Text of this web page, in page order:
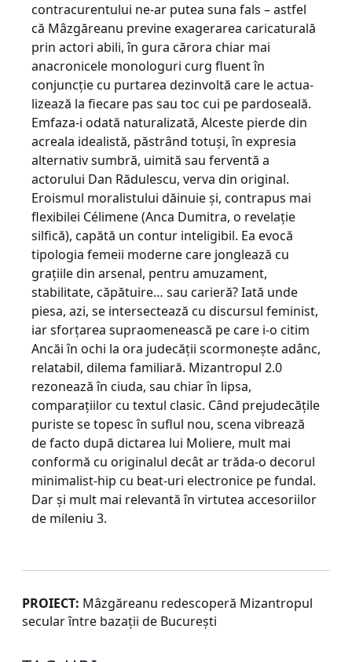
contracurentului ne-ar putea suna fals – astfel
că Mâzgăreanu previne exagerarea caricaturală
prin actori abili, în gura cărora chiar mai
anacronicele monologuri curg fluent în
conjuncţie cu purtarea dezinvoltă care le actua­
lizează la fiecare pas sau toc cui pe pardoseală.
Emfaza-i odată naturalizată, Alceste pierde din
acreala idealistă, păstrând totuşi, în expresia
alternativ sumbră, uimită sau ferventă a
actorului Dan Rădulescu, verva din original.
Eroismul moralistului dăinuie şi, contrapus mai
flexibilei Célimene (Anca Dumitra, o revelaţie
silfică), capătă un contur inteligibil. Ea evocă
tipologia femeii moderne care jonglează cu
graţiile din arsenal, pentru amuzament,
stabilitate, căpătuire… sau carieră? Iată unde
piesa, azi, se intersectează cu discursul feminist,
iar sforţarea supraomenească pe care i-o citim
Ancăi în ochi la ora judecăţii scormoneşte adânc,
relatabil, dilema familiară. Mizantropul 2.0
rezonează în ciuda, sau chiar în lipsa,
comparaţiilor cu textul clasic. Când prejudecăţile
puriste se topesc în suflul nou, scena vibrează
de facto după dictarea lui Moliere, mult mai
conformă cu originalul decât ar trăda-o decorul
minimalist-hip cu beat-uri electronice pe fundal.
Dar şi mult mai relevantă în virtutea accesoriilor
de mileniu 3.
PROIECT: Mâzgăreanu redescoperă Mizantropul
secular între bazaţii de Bucureşti